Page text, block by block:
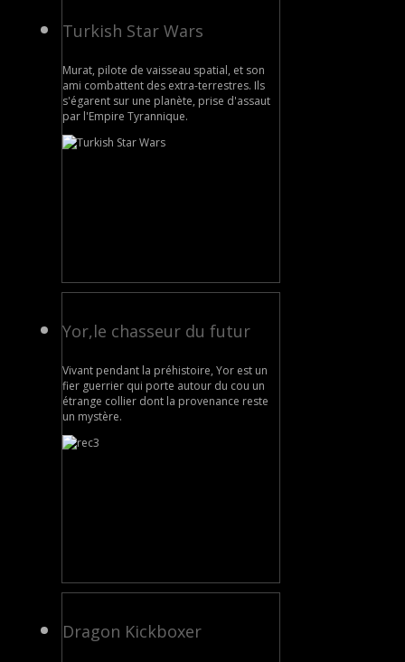
Turkish Star Wars
Murat, pilote de vaisseau spatial, et son
ami combattent des extra-terrestres. Ils
s'égarent sur une planète, prise d'assaut
par l'Empire Tyrannique.
Yor,le chasseur du futur
Vivant pendant la préhistoire, Yor est un
fier guerrier qui porte autour du cou un
étrange collier dont la provenance reste
un mystère.
Dragon Kickboxer